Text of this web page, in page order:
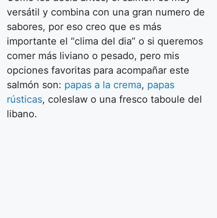
versátil y combina con una gran numero de
sabores, por eso creo que es más
importante el “clima del dia” o si queremos
comer más liviano o pesado, pero mis
opciones favoritas para acompañar este
salmón son: papas a la crema, papas
rústicas, coleslaw o una fresco taboule del
libano.